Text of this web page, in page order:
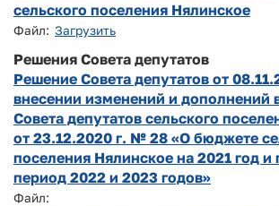
сельского поселения Нялинское
Файл: Загрузить
Решения Совета депутатов
Решение Совета депутатов от
внесении изменений и дополнений
Совета депутатов сельского
от 23.12.2020 г. № 28 «О бюджете
поселения Нялинское на 2021 год и
период 2022 и 2023 годов»
Файл: